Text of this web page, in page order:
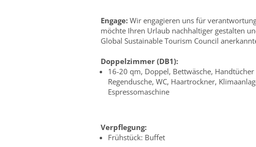
Engage: Wir engagieren uns für
möchte Ihren Urlaub nachhaltiger gestalten
Global Sustainable Tourism Council
Doppelzimmer (DB1):
16-20 qm, Doppel, Bettwäsche,
Regendusche, WC, Haartrockner,
Espressomaschine
Verpflegung:
Frühstück: Buffet